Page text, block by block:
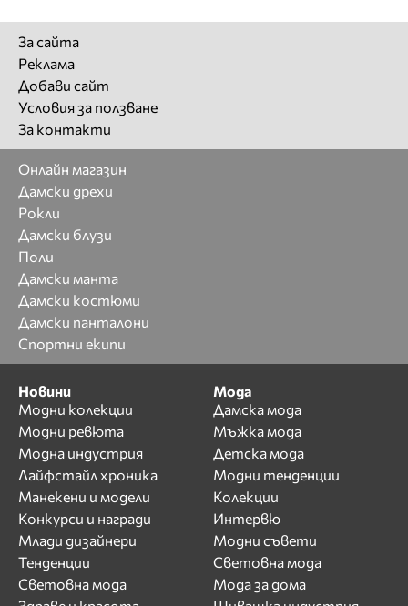
За сайта
Реклама
Добави сайт
Условия за ползване
За контакти
Онлайн магазин
Дамски дрехи
Рокли
Дамски блузи
Поли
Дамски манта
Дамски костюми
Дамски панталони
Спортни екипи
Новини
Модни колекции
Модни ревюта
Модна индустрия
Лайфстайл хроника
Манекени и модели
Конкурси и награди
Млади дизайнери
Тенденции
Световна мода
Мода
Дамска мода
Мъжка мода
Детска мода
Модни тенденции
Колекции
Интервю
Модни съвети
Световна мода
Мода за дома